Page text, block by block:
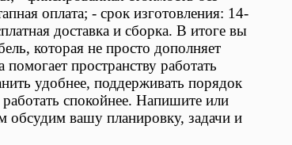
оплата; - срок изготовления: 14-
доставка и сборка. В итоге вы
которая не просто дополняет
пространству работать
удобнее, поддерживать порядок
спокойнее. Напишите или
обсудим вашу планировку, задачи и